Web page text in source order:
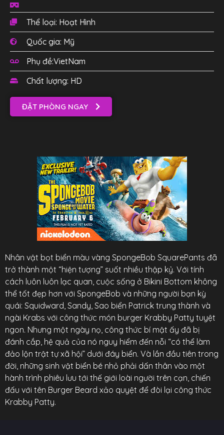
Thể loại: Hoạt Hình
Quốc gia: Mỹ
Phụ đề:VietNam
Chất lượng: HD
ĐẶT PHÒNG NGAY
Nhân vật bọt biển màu vàng SpongeBob SquarePants đã
trở thành một “hiện tượng” suốt nhiều thập kỷ. Với tính
cách luôn luôn lạc quan, cuộc sống ở Bikini Bottom không
thể tốt đẹp hơn với SpongeBob và những người bạn kỳ
quái: Squidward, Sandy, Sao biển Patrick trung thành và
ngài Krabs với công thức món burger Krabby Patty tuyệt
ngon. Nhưng một ngày nọ, công thức bí mật ấy đã bị
đánh cắp, hệ quả của nó nguy hiểm đến nỗi “có thể làm
đảo lộn trật tự xã hội” dưới đáy biển. Và lần đầu tiên trong
đời, những sinh vật biển bé nhỏ phải dấn thân vào một
hành trình phiêu lưu tới thế giới loài người trên cạn, chiến
đấu với tên Burger Beard xảo quyệt để đòi lại công thức
Krabby Patty.